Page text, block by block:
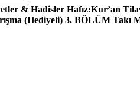
& Hadisler Hafız:Kur’an
(Hediyeli) 3. BÖLÜM Takı